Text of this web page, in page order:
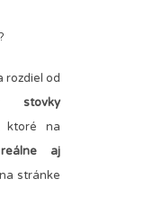
rozdiel od
stovky
ktoré na
aj
na stránke